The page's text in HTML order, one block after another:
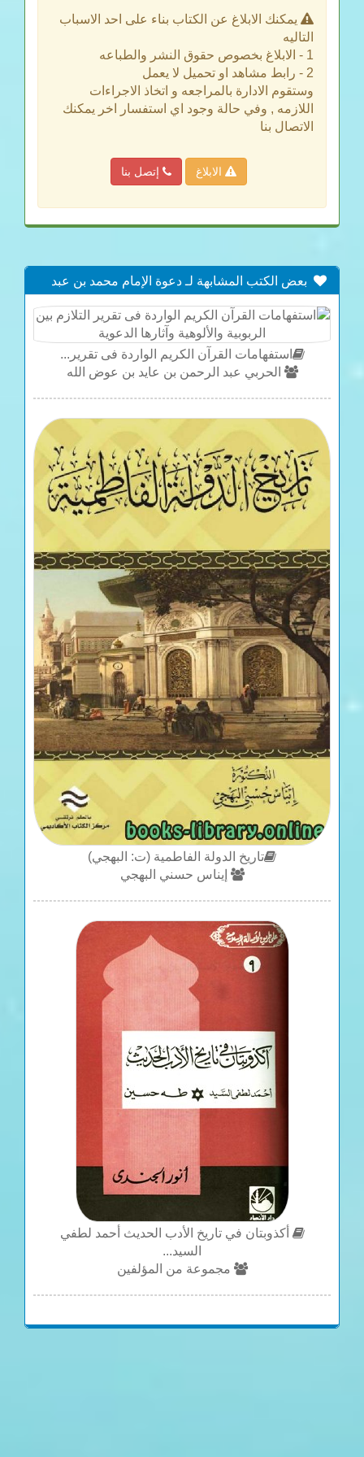
يمكنك الابلاغ عن الكتاب بناء على احد الاسباب
التاليه
1 - الابلاغ بخصوص حقوق النشر والطباعه
2 - رابط مشاهد او تحميل لا يعمل
وستقوم الادارة بالمراجعه و اتخاذ الاجراءات
اللازمه , وفي حالة وجود اي استفسار اخر يمكنك
الاتصال بنا
الابلاغ إتصل بنا
بعض الكتب المشابهة لـ دعوة الإمام محمد بن عبد
الوهاب سلفية لا وهابية ، أحمد الحصين
استفهامات القرآن الكريم الواردة فى تقرير...
الحربي عبد الرحمن بن عايد بن عوض الله
تاريخ الدولة الفاطمية (ت: البهجي)
إيناس حسني البهجي
أكذوبتان في تاريخ الأدب الحديث أحمد لطفي
السيد...
مجموعة من المؤلفين